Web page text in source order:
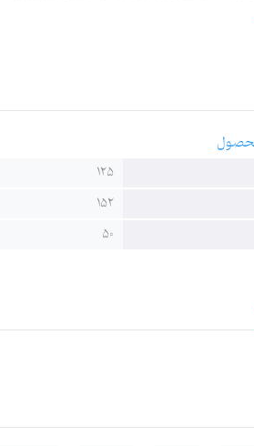
که کاملاً قابلیت شست‌وشو دارد و با دوام است و در ابعاد 120×50 سانتی‌متر
125
152
50